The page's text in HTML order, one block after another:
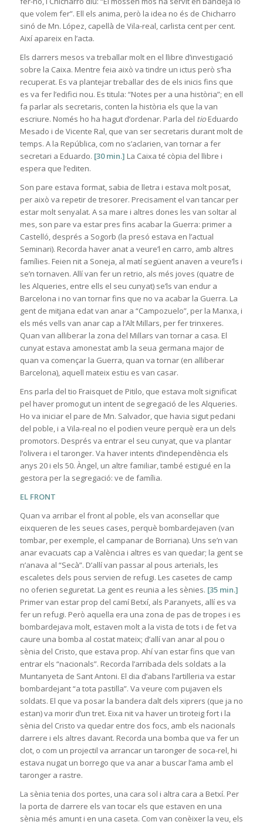
que volem fer”. Ell els anima, però la idea no és de Chicharro
sinó de Mn. López, capellà de Vila-real, carlista cent per cent.
Així apareix en l’acta.
Els darrers mesos va treballar molt en el llibre d’investigació
sobre la Caixa. Mentre feia això va tindre un ictus però s’ha
recuperat. Es va plantejar treballar des de els inicis fins que
es va fer l’edifici nou. Es titula: “Notes per a una història”; en ell
fa parlar als secretaris, conten la història els que la van
escriure. Només ho ha hagut d’ordenar. Parla del tioEduardo
Mesado i de Vicente Ral, que van ser secretaris durant molt de
temps. A la República, com no s’aclarien, van tornar a fer
secretari a Eduardo. [30 min.] La Caixa té còpia del llibre i
espera que l’editen.
Son pare estava format, sabia de lletra i estava molt posat,
per això va repetir de tresorer. Precisament el van tancar per
estar molt senyalat. A sa mare i altres dones les van soltar al
mes, son pare va estar pres fins acabar la Guerra: primer a
Castelló, després a Sogorb (la presó estava en l’actual
Seminari). Recorda haver anat a veure’l en carro, amb altres
famílies. Feien nit a Soneja, al matí següent anaven a veure’ls i
se’n tornaven. Allí van fer un retrio, als més joves (quatre de
les Alqueries, entre ells el seu cunyat) se’ls van endur a
Barcelona i no van tornar fins que no va acabar la Guerra. La
gent de mitjana edat van anar a “Campozuelo”, per la Manxa, i
els més vells van anar cap a l’Alt Millars, per fer trinxeres.
Quan van alliberar la zona del Millars van tornar a casa. El
cunyat estava amonestat amb la seua germana major de
quan va començar la Guerra, quan va tornar (en alliberar
Barcelona), aquell mateix estiu es van casar.
Ens parla del tio Fraisquet de Pitilo, que estava molt significat
pel haver promogut un intent de segregació de les Alqueries.
Ho va iniciar el pare de Mn. Salvador, que havia sigut pedani
del poble, i a Vila-real no el podien veure perquè era un dels
promotors. Després va entrar el seu cunyat, que va plantar
l’olivera i el taronger. Va haver intents d’independència els
anys 20 i els 50. Àngel, un altre familiar, també estigué en la
gestora per la segregació: ve de família.
EL FRONT
Quan va arribar el front al poble, els van aconsellar que
eixqueren de les seues cases, perquè bombardejaven (van
tombar, per exemple, el campanar de Borriana). Uns se’n van
anar evacuats cap a València i altres es van quedar; la gent se
n’anava al “Secà”. D’allí van passar al pous arterials, les
escaletes dels pous servien de refugi. Les casetes de camp
no oferien seguretat. La gent es reunia a les sènies. [35 min.]
Primer van estar prop del camí Betxí, als Paranyets, allí es va
fer un refugi. Però aquella era una zona de pas de tropes i es
bombardejava molt, estaven molt a la vista de tots i de fet va
caure una bomba al costat mateix; d’allí van anar al pou o
sènia del Cristo, que estava prop. Ahí van estar fins que van
entrar els “nacionals”. Recorda l’arribada dels soldats a la
Muntanyeta de Sant Antoni. El dia d’abans l’artilleria va estar
bombardejant “a tota pastilla”. Va veure com pujaven els
soldats. El que va posar la bandera dalt dels xiprers (que ja no
estan) va morir d’un tret. Eixa nit va haver un tiroteig fort i la
sènia del Cristo va quedar entre dos focs, amb els nacionals
darrere i els altres davant. Recorda una bomba que va fer un
clot, o com un projectil va arrancar un taronger de soca-rel, hi
estava nugat un borrego que va anar a buscar l’ama amb el
taronger a rastre.
La sènia tenia dos portes, una cara sol i altra cara a Betxí. Per
la porta de darrere els van tocar els que estaven en una
sènia més amunt i en una caseta. Com van conèixer la veu, els